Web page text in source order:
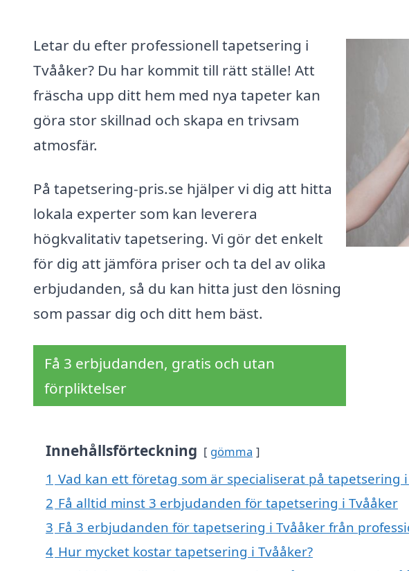
Letar du efter professionell tapetsering i
Tvååker? Du har kommit till rätt ställe! Att
fräscha upp ditt hem med nya tapeter kan
göra stor skillnad och skapa en trivsam
atmosfär.
På tapetsering-pris.se hjälper vi dig att hitta
lokala experter som kan leverera
högkvalitativ tapetsering. Vi gör det enkelt
för dig att jämföra priser och ta del av olika
erbjudanden, så du kan hitta just den lösning
som passar dig och ditt hem bäst.
Få 3 erbjudanden, gratis och utan
förpliktelser
Innehållsförteckning gömma
1 Vad kan ett företag som är specialiserat på tapetsering
2 Få alltid minst 3 erbjudanden för tapetsering i Tvååker
3 Få 3 erbjudanden för tapetsering i Tvååker från
4 Hur mycket kostar tapetsering i Tvååker?